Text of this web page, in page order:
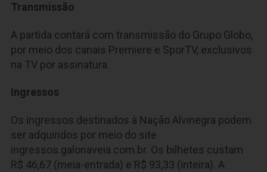
Transmissão
A partida contará com transmissão do Grupo Globo,
por meio dos canais Premiere e SporTV, exclusivos
na TV por assinatura.
Ingressos
Os ingressos destinados à Nação Alvinegra podem
ser adquiridos por meio do site
ingressos.galonaveia.com.br. Os bilhetes custam
R$ 46,67 (meia-entrada) e R$ 93,33 (inteira). A